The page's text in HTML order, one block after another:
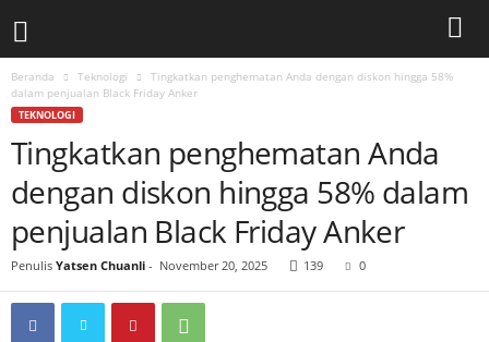
Beranda Teknologi
Tingkatkan penghematan Anda dengan diskon hingga 58%
dalam penjualan Black Friday Anker
TEKNOLOGI
Tingkatkan penghematan Anda
dengan diskon hingga 58% dalam
penjualan Black Friday Anker
Penulis Yatsen Chuanli - November 20, 2025 139 0